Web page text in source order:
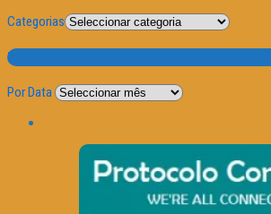
Categorias
Por Data
Por Data